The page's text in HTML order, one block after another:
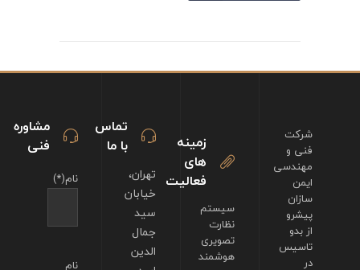
مشاوره
فنی
نام(*)
نام
تماس
با ما
تهران،
خیابان
سید
جمال
الدین
زمینه
های
فعالیت
سیستم
نظارت
تصویری
هوشمند
شرکت
فنی و
مهندسی
ایمن
سازان
پیشرو
از بدو
تاسیس
در